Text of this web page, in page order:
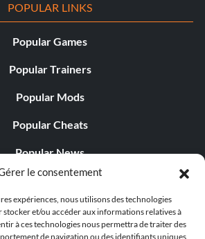
le consentement
expériences, nous utilisons des technologies
stocker et/ou accéder aux informations relatives à
à ces technologies nous permettra de traiter des
de navigation ou des identifiants uniques
POPULAR LINKS
Popular Games
Popular Trainers
Popular Mods
Popular Cheats
Popular News
Popular Editorials
Popular Free Games
LATEST UPDATES